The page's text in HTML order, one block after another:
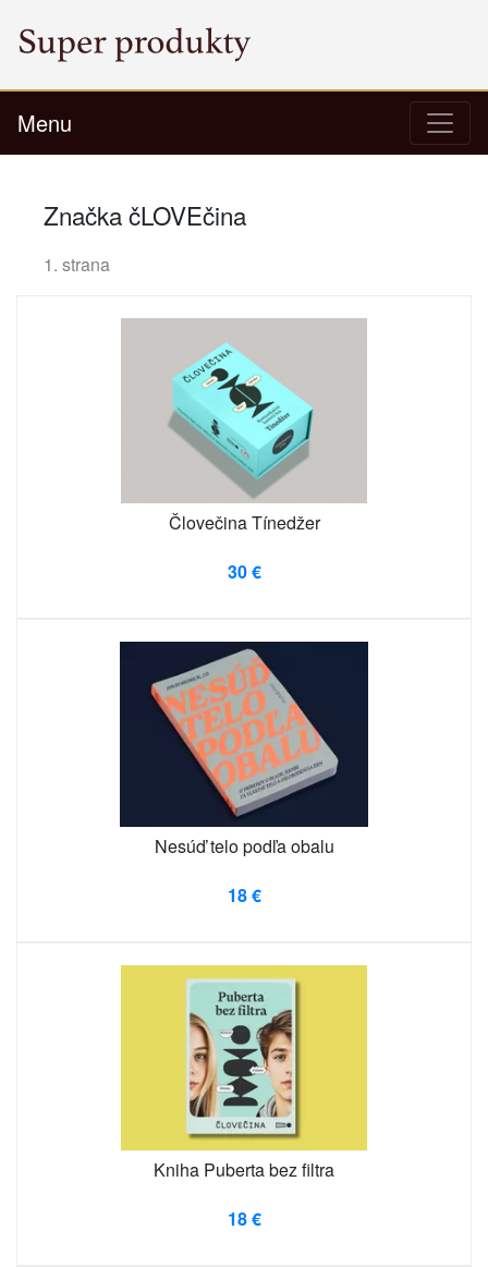
Menu
Značka čLOVEčina
1. strana
Človečina Tínedžer
30 €
Nesúď telo podľa obalu
18 €
Kniha Puberta bez filtra
18 €